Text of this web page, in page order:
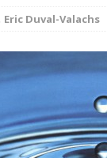
[ 17
DE LA
Eric Duval-Valachs